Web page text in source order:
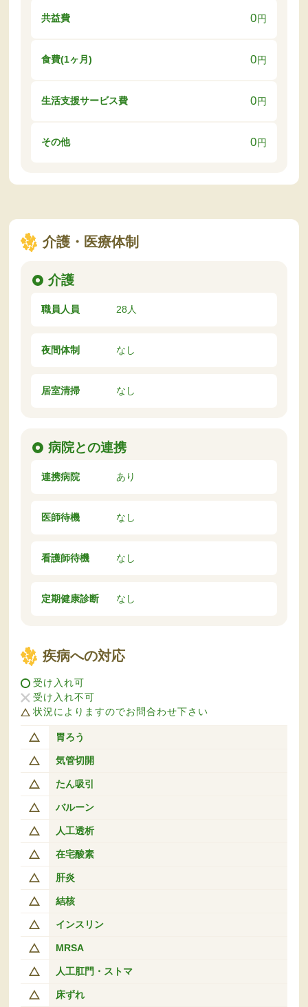
共益費 0円
食費(1ヶ月) 0円
生活支援サービス費 0円
その他 0円
介護・医療体制
介護
職員人員 28人
夜間体制 なし
居室清掃 なし
病院との連携
連携病院 あり
医師待機 なし
看護師待機 なし
定期健康診断 なし
疾病への対応
受け入れ可
受け入れ不可
状況によりますのでお問合わせ下さい
胃ろう
気管切開
たん吸引
バルーン
人工透析
在宅酸素
肝炎
結核
インスリン
MRSA
人工肛門・ストマ
床ずれ